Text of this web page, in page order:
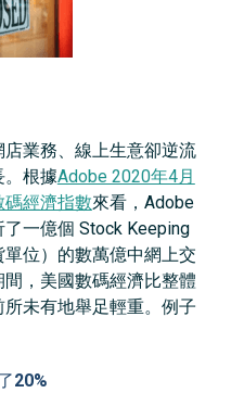
業務、線上生意卻逆流
。根據Adobe 2020年4月
碼經濟指數來看，Adobe
一億個 Stock Keeping
單位）的數萬億中網上交
，美國數碼經濟比整體
未有地舉足輕重。例子
20%